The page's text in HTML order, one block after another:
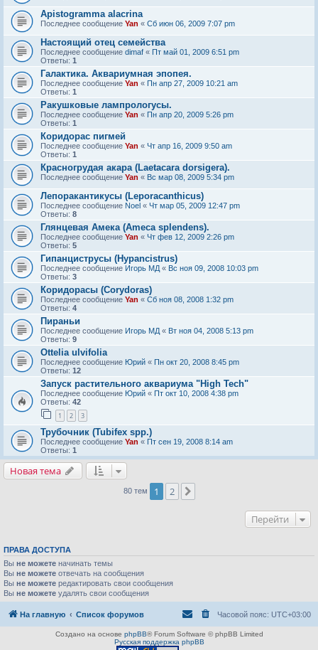
Apistogramma alacrina
Последнее сообщение Yan « Сб июн 06, 2009 7:07 pm
Настоящий отец семейства
Последнее сообщение dimaf « Пт май 01, 2009 6:51 pm
Ответы: 1
Галактика. Аквариумная эпопея.
Последнее сообщение Yan « Пн апр 27, 2009 10:21 am
Ответы: 1
Ракушковые лампрологусы.
Последнее сообщение Yan « Пн апр 20, 2009 5:26 pm
Ответы: 1
Коридорас пигмей
Последнее сообщение Yan « Чт апр 16, 2009 9:50 am
Ответы: 1
Красногрудая акара (Laetacara dorsigera).
Последнее сообщение Yan « Вс мар 08, 2009 5:34 pm
Лепоракантикусы (Leporacanthicus)
Последнее сообщение Noel « Чт мар 05, 2009 12:47 pm
Ответы: 8
Глянцевая Амека (Ameca splendens).
Последнее сообщение Yan « Чт фев 12, 2009 2:26 pm
Ответы: 5
Гипанциструсы (Hypancistrus)
Последнее сообщение Игорь МД « Вс ноя 09, 2008 10:03 pm
Ответы: 3
Коридорасы (Corydoras)
Последнее сообщение Yan « Сб ноя 08, 2008 1:32 pm
Ответы: 4
Пираньи
Последнее сообщение Игорь МД « Вт ноя 04, 2008 5:13 pm
Ответы: 9
Ottelia ulvifolia
Последнее сообщение Юрий « Пн окт 20, 2008 8:45 pm
Ответы: 12
Запуск растительного аквариума "High Tech"
Последнее сообщение Юрий « Пт окт 10, 2008 4:38 pm
Ответы: 42
1 2 3
Трубочник (Tubifex spp.)
Последнее сообщение Yan « Пт сен 19, 2008 8:14 am
Ответы: 1
Новая тема
80 тем 1 2
Перейти
ПРАВА ДОСТУПА
Вы не можете начинать темы
Вы не можете отвечать на сообщения
Вы не можете редактировать свои сообщения
Вы не можете удалять свои сообщения
На главную Список форумов Часовой пояс: UTC+03:00
Создано на основе phpBB® Forum Software © phpBB Limited
Русская поддержка phpBB